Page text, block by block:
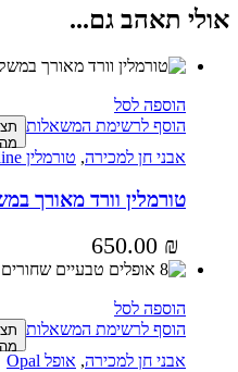
אולי תאהב גם...
הוספה לסל
הוסף לרשימת המשאלות
אבני חן למכירה, טורמלין Tourmaline
טורמלין וורד מאורך במשקל
650.00 ₪
הוספה לסל
הוסף לרשימת המשאלות
אבני חן למכירה, אופל Opal